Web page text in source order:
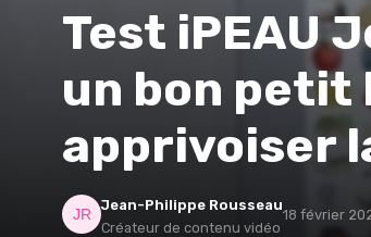
Test iPEAU
un bon petit
apprivoiser
Jean-Philippe Rousseau
Créateur de contenu vidéo
18 février